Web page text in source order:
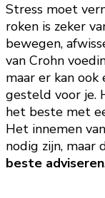
Stress moet
roken is zeker
bewegen,
van Crohn
maar er kan
gesteld voor je.
het beste met
Het innemen
nodig zijn, maar
beste adviseren